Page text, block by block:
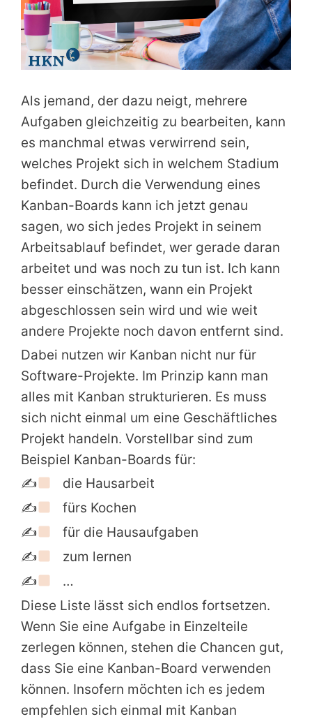
Als jemand, der dazu neigt, mehrere
Aufgaben gleichzeitig zu bearbeiten, kann
es manchmal etwas verwirrend sein,
welches Projekt sich in welchem Stadium
befindet. Durch die Verwendung eines
Kanban-Boards kann ich jetzt genau
sagen, wo sich jedes Projekt in seinem
Arbeitsablauf befindet, wer gerade daran
arbeitet und was noch zu tun ist. Ich kann
besser einschätzen, wann ein Projekt
abgeschlossen sein wird und wie weit
andere Projekte noch davon entfernt sind.
Dabei nutzen wir Kanban nicht nur für
Software-Projekte. Im Prinzip kann man
alles mit Kanban strukturieren. Es muss
sich nicht einmal um eine Geschäftliches
Projekt handeln. Vorstellbar sind zum
Beispiel Kanban-Boards für:
✍
die Hausarbeit
✍
fürs Kochen
✍
für die Hausaufgaben
✍
zum lernen
✍
…
Diese Liste lässt sich endlos fortsetzen.
Wenn Sie eine Aufgabe in Einzelteile
zerlegen können, stehen die Chancen gut,
dass Sie eine Kanban-Board verwenden
können. Insofern möchten ich es jedem
empfehlen sich einmal mit Kanban